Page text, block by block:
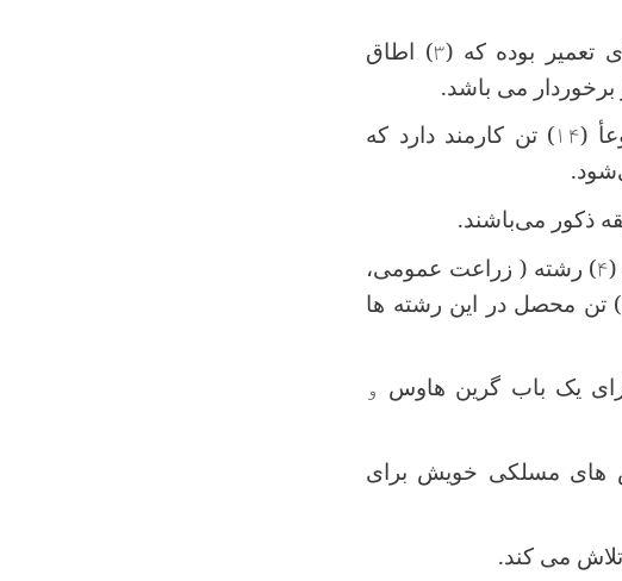
تعمیر بوده که (۳) اطاق
می باشد.
(۱۴) تن کارمند دارد که
.
ذکور می‌باشند.
(۴) رشته ( زراعت عمومی،
) تن محصل در این رشته ها
یک باب گرین هاوس و
های مسلکی خویش برای
می کند.